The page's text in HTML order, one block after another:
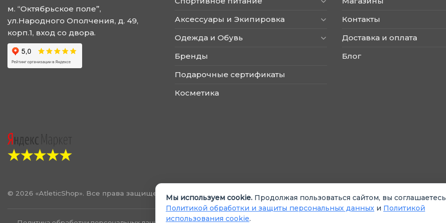
товара.
странице
странице
м. “Октябрьское поле”,
ул.Народного Ополчения, д. 49,
корп.1, вход со двора.
Аксессуары и Экипировка
Одежда и Обувь
Бренды
Подарочные сертификаты
Косметика
Контакты
Доставка и оплата
Блог
Мы используем cookie. Продолжая пользоваться сайтом, вы
Политикой обработки и защиты персональных данных и Политикой
использования cookie.
© 2026 «AtleticShop». Все права защищены